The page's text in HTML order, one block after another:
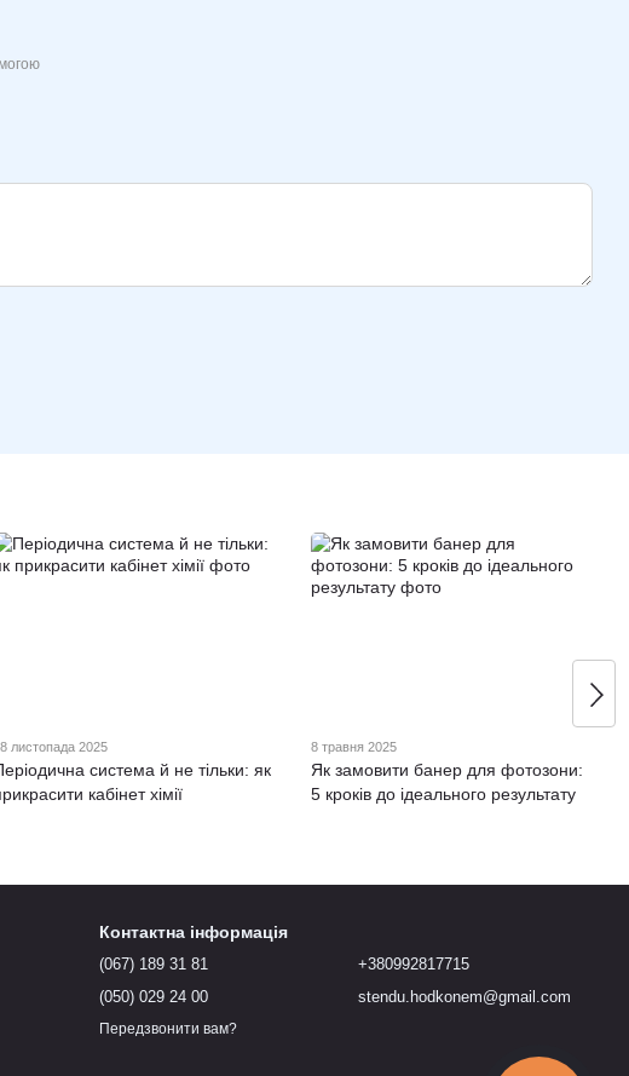
листопада 2025
система й не тільки: як
кабінет хімії
8 травня 2025
Як замовити банер для фотозони:
5 кроків до ідеального результату
Контактна інформація
(067) 189 31 81
(050) 029 24 00
Передзвонити вам?
+380992817715
stendu.hodkonem@gmail.com